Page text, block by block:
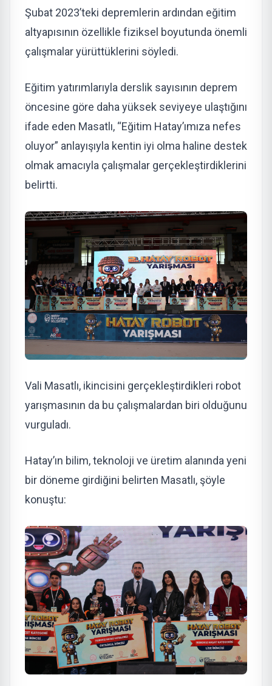
Şubat 2023’teki depremlerin ardından eğitim
altyapısının özellikle fiziksel boyutunda önemli
çalışmalar yürüttüklerini söyledi.
Eğitim yatırımlarıyla derslik sayısının deprem
öncesine göre daha yüksek seviyeye ulaştığını
ifade eden Masatlı, “Eğitim Hatay’ımıza nefes
oluyor” anlayışıyla kentin iyi olma haline destek
olmak amacıyla çalışmalar gerçekleştirdiklerini
belirtti.
Vali Masatlı, ikincisini gerçekleştirdikleri robot
yarışmasının da bu çalışmalardan biri olduğunu
vurguladı.
Hatay’ın bilim, teknoloji ve üretim alanında yeni
bir döneme girdiğini belirten Masatlı, şöyle
konuştu: